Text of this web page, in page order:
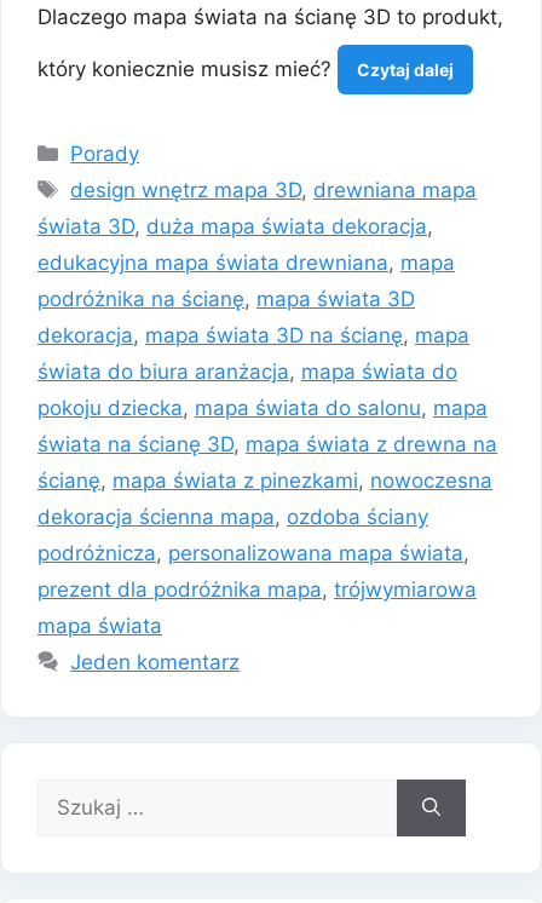
Dlaczego mapa świata na ścianę 3D to produkt,
który koniecznie musisz mieć? Czytaj dalej
Kategorie
Porady
Tagi
design wnętrz mapa 3D, drewniana mapa
świata 3D, duża mapa świata dekoracja,
edukacyjna mapa świata drewniana, mapa
podróżnika na ścianę, mapa świata 3D
dekoracja, mapa świata 3D na ścianę, mapa
świata do biura aranżacja, mapa świata do
pokoju dziecka, mapa świata do salonu, mapa
świata na ścianę 3D, mapa świata z drewna na
ścianę, mapa świata z pinezkami, nowoczesna
dekoracja ścienna mapa, ozdoba ściany
podróżnicza, personalizowana mapa świata,
prezent dla podróżnika mapa, trójwymiarowa
mapa świata
Jeden komentarz
Szukaj: